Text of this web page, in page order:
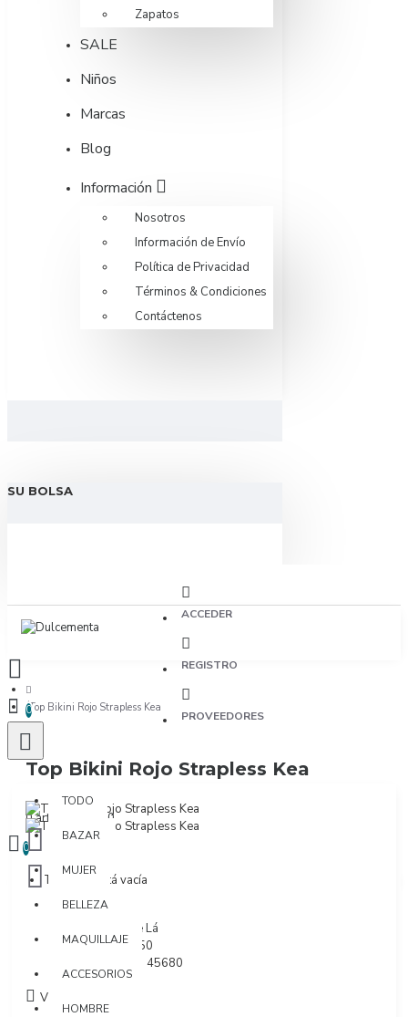
Zapatos
SALE
Niños
Marcas
Blog
Información
Nosotros
Información de Envío
Política de Privacidad
Términos & Condiciones
Contáctenos
SU BOLSA
ACCEDER
REGISTRO
PROVEEDORES
0
TODO
TODO
BAZAR
MUJER
BELLEZA
MAQUILLAJE
ACCESORIOS
HOMBRE
0 artículo(s) - $0
0
Tu bolsa está vacía
Top Bikini Rojo Strapless Kea
Top Bikini Rojo Strapless Kea
Láu De Lá
Modelo:TS950
770950345680
Visto: 49